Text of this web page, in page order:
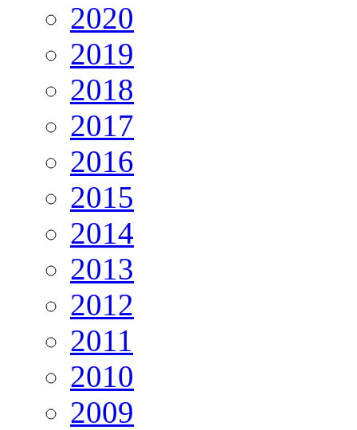
2020
2019
2018
2017
2016
2015
2014
2013
2012
2011
2010
2009